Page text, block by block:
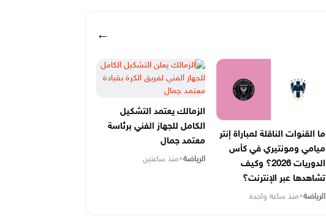
←
ما القنوات الناقلة لمباراة إنتر
ميامي ومونتيري في كأس
الدوريات 2026؟ وكيف
تشاهدها عبر الإنترنت؟
الرياضة•منذ ساعة واحدة
الزمالك يعتمد التشكيل
الكامل للجهاز الفني برئاسة
معتمد جمال
الرياضة•منذ ساعتين